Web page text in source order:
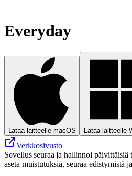
Everyday
Lataa laitteelle macOS Lataa laitteelle
Verkkosivusto
Sovellus seuraa ja hallinnoi päivittäisiä
aseta muistutuksia, seuraa edistymistä